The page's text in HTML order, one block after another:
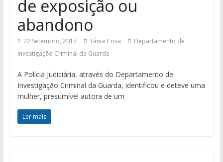
de exposição ou
abandono
22 Setembro, 2017 Tânia Cova
Departamento de
Investigação Criminal da Guarda
A Polícia Judiciária, através do Departamento de
Investigação Criminal da Guarda, identificou e deteve uma
mulher, presumível autora de um
Ler mais